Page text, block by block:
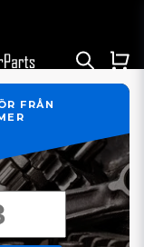
FRÅN